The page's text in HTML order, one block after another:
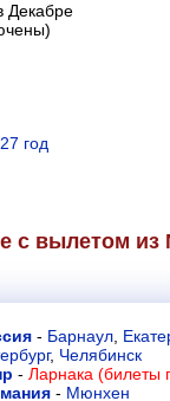
Декабре
год
с вылетом
- Барнаул
, Челябинск
- Ларнака (билеты
- Мюнхен